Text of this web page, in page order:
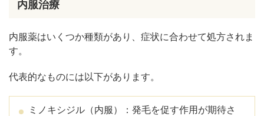
内服治療
内服薬はいくつか種類があり、症状に合わせて処方されま
す。
代表的なものには以下があります。
ミノキシジル（内服）：発毛を促す作用が期待さ